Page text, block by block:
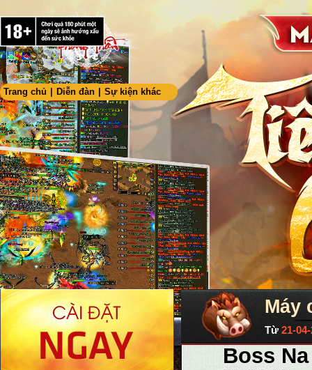
Trang chủ Diễn đàn Sự kiện khác
Máy
Từ 21-
Boss